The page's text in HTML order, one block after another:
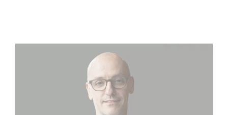
Gaumont USA adquiere OPUS, una investigación sobre
la caída de Banco Popular